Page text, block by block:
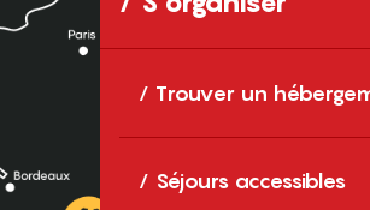
Trouver un
Séjours accessibles